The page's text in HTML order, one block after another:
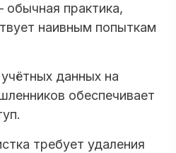
обычная практика,
наивным попыткам
данных на
обеспечивает
требует удаления